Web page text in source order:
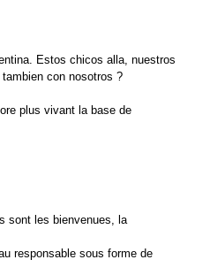
Estos chicos alla, nuestros
con nosotros ?
plus vivant la base de
sont les bienvenues, la
responsable sous forme de